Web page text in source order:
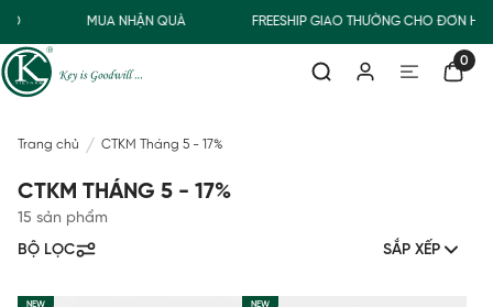
MUA NHẬN QUÀ FREESHIP GIAO THƯỜNG CHO ĐƠN
0
Trang chủ CTKM Tháng 5 - 17%
CTKM THÁNG 5 - 17%
15 sản phẩm
BỘ LỌC
SẮP XẾP
NEW NEW